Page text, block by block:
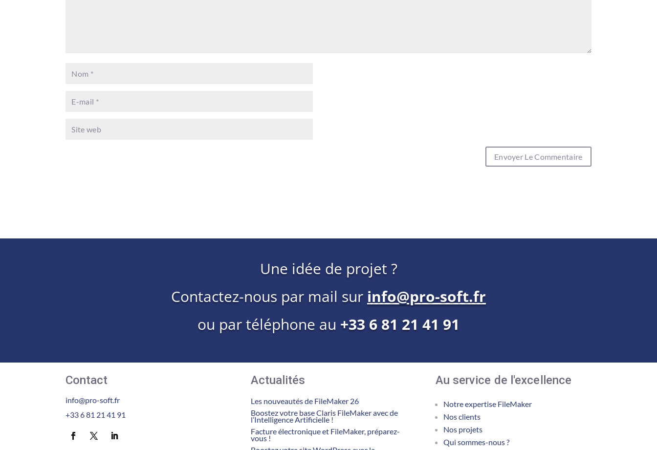
Une idée de projet ?
Contactez-nous par mail sur info@pro-soft.fr
ou par téléphone au +33 6 81 21 41 91
Contact
info@pro-soft.fr
+33 6 81 21 41 91
Actualités
Les nouveautés de FileMaker 26
Boostez votre base Claris FileMaker avec de
l’Intelligence Artificielle !
Facture électronique et FileMaker, préparez-
vous !
Au service de l'excellence
Notre expertise FileMaker
Nos clients
Nos projets
Qui sommes-nous ?